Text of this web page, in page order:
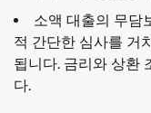
소액 대출의 무담
적 간단한 심사를 거
됩니다. 금리와 상환
다.